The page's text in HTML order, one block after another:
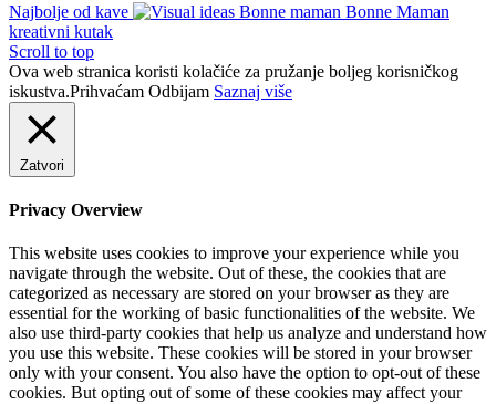
Najbolje od kave
Bonne Maman
kreativni kutak
Scroll to top
Ova web stranica koristi kolačiće za pružanje boljeg korisničkog
iskustva.Prihvaćam Odbijam Saznaj više
Zatvori
Privacy Overview
This website uses cookies to improve your experience while you
navigate through the website. Out of these, the cookies that are
categorized as necessary are stored on your browser as they are
essential for the working of basic functionalities of the website. We
also use third-party cookies that help us analyze and understand how
you use this website. These cookies will be stored in your browser
only with your consent. You also have the option to opt-out of these
cookies. But opting out of some of these cookies may affect your